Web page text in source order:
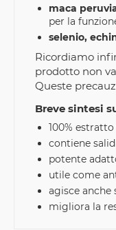
maca
per la
selenio,
Ricordiamo
prodotto non
Queste
Breve sintesi
100%
contiene
potente
utile come
agisce anche
migliora la